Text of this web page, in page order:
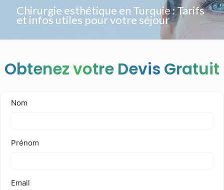
Chirurgie esthétique en Turquie : Tarifs
et infos utiles pour votre séjour
Obtenez votre Devis Gratuit